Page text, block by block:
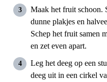
Maak het fruit schoon.
dunne plakjes en
Schep het fruit samen
en zet even apart.
Leg het deeg op een
deeg uit in een cirkel